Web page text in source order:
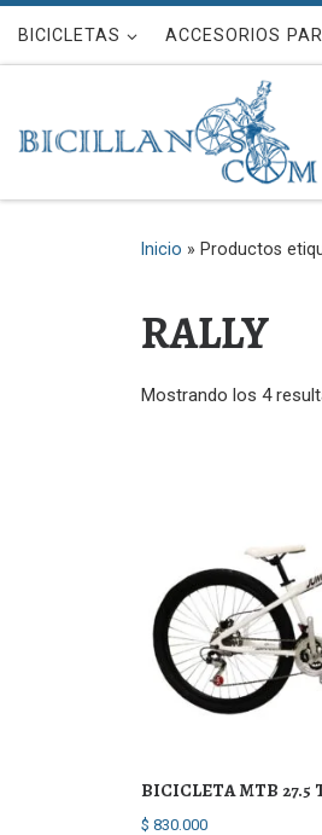
Saltar al contenido
BICICLETAS ACCESORIOS
Inicio » Productos
RALLY
Mostrando los 4
BICICLETA MTB 27.5
$ 830.000